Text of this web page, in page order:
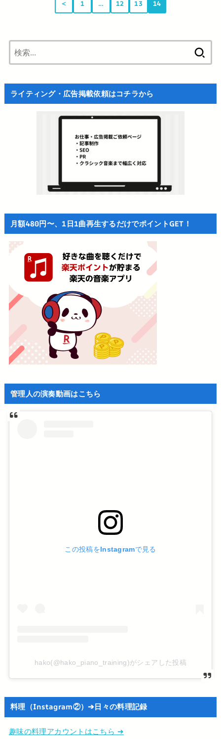
＜ 1 … 12 13 14
ライティング・広告掲載依頼はコチラから
月額480円〜、1日1曲再生するだけでポイントGET！
管理人の演奏動画はこちら
この投稿をInstagramで見る
hako(@hako_piano_training)がシェアした投稿
料理（Instagram②）➔日々の料理記録
趣味の料理アカウントはこちら ➔